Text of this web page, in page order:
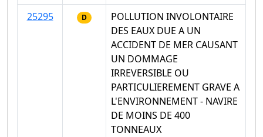
25295
D
POLLUTION INVOLONTAIRE
DES EAUX DUE A UN
ACCIDENT DE MER CAUSANT
UN DOMMAGE
IRREVERSIBLE OU
PARTICULIEREMENT GRAVE A
L'ENVIRONNEMENT - NAVIRE
DE MOINS DE 400
TONNEAUX